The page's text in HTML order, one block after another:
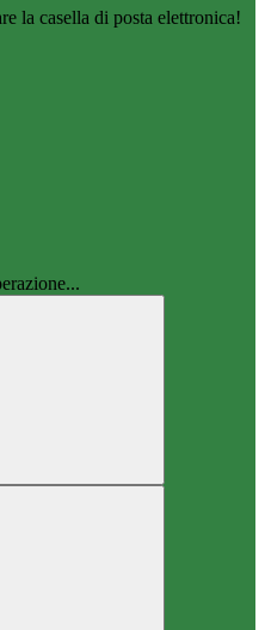
la casella di posta elettronica!